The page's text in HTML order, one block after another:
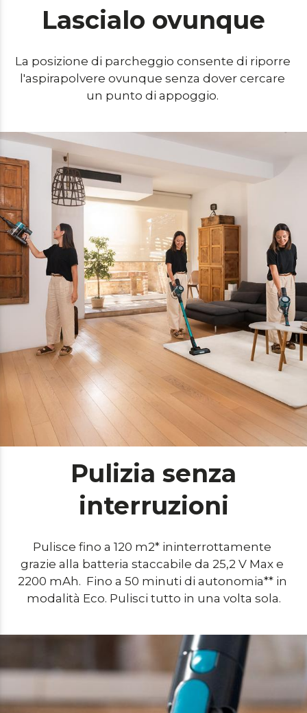
Lascialo ovunque
La posizione di parcheggio consente di riporre
l'aspirapolvere ovunque senza dover cercare
un punto di appoggio.
Pulizia senza
interruzioni
Pulisce fino a 120 m2* ininterrottamente
grazie alla batteria staccabile da 25,2 V Max e
2200 mAh.  Fino a 50 minuti di autonomia** in
modalità Eco. Pulisci tutto in una volta sola.